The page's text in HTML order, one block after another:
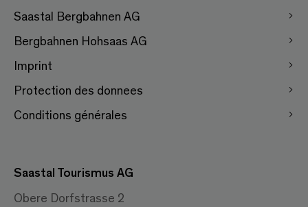
Saastal Bergbahnen AG
Bergbahnen Hohsaas AG
Imprint
Protection des donnees
Conditions générales
Saastal Tourismus AG
Obere Dorfstrasse 2